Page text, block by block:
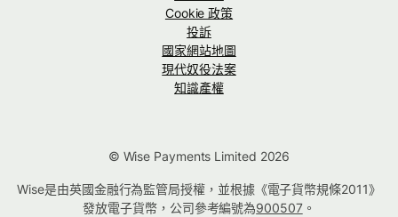
Cookie 政策
投訴
國家網站地圖
現代奴役法案
知識產權
© Wise Payments Limited 2026
Wise是由英國金融行為監管局授權，並根據《電子貨幣規條2011》
發放電子貨幣，公司參考編號為900507。